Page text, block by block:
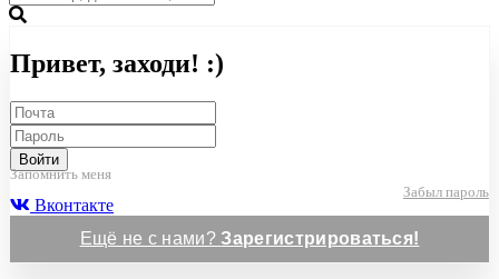
Привет, заходи! :)
Войти
Запомнить меня
Забыл пароль
Вконтакте
Ещё не с нами?Зарегистрироваться!